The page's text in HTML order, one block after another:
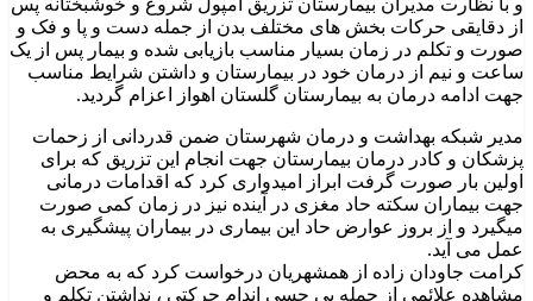
از دقایقی حرکات بخش های مختلف بدن از جمله دست و پا و فک و
صورت و تکلم در زمان بسیار مناسب بازیابی شده و بیمار پس از یک
ساعت و نیم از درمان خود در بیمارستان و داشتن شرایط مناسب
جهت ادامه درمان به بیمارستان گلستان اهواز اعزام گردید.
مدیر شبکه بهداشت و درمان شهرستان ضمن قدردانی از زحمات
پزشکان و کادر درمان بیمارستان جهت انجام این تزریق که برای
اولین بار صورت گرفت ابراز امیدواری کرد که اقدامات درمانی
جهت بیماران سکته حاد مغزی در آینده نیز در زمان کمی صورت
میگیرد و از بروز عوارض حاد این بیماری در بیماران پیشگیری به
عمل می آید.
کرامت جاودان زاده از همشهریان درخواست کرد که به محض
مشاهده علائمی از جمله بی حسی اندام حرکتی ، نداشتن تکلم و